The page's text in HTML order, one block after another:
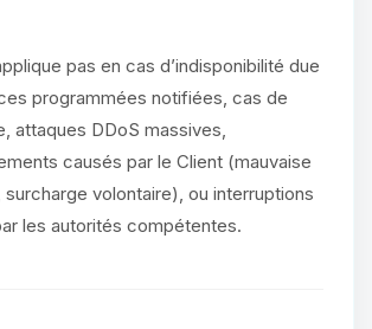
pas en cas d’indisponibilité due
programmées notifiées, cas de
attaques DDoS massives,
causés par le Client (mauvaise
volontaire), ou interruptions
les autorités compétentes.